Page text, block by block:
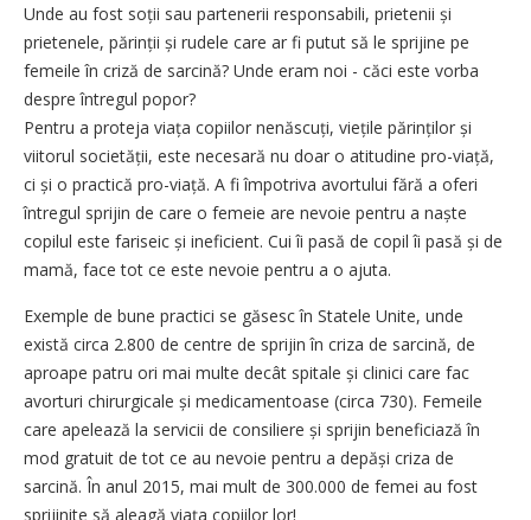
Unde au fost soții sau partenerii responsabili, prietenii și
prietenele, părinții și rudele care ar fi putut să le sprijine pe
femeile în criză de sarcină? Unde eram noi - căci este vorba
despre întregul popor?
Pentru a proteja viața copiilor nenăscuți, viețile părinților și
viitorul societății, este necesară nu doar o atitudine pro-viață,
ci și o practică pro-viață. A fi împotriva avortului fără a oferi
întregul sprijin de care o femeie are nevoie pentru a naște
copilul este fariseic și ineficient. Cui îi pasă de copil îi pasă și de
mamă, face tot ce este nevoie pentru a o ajuta.
Exemple de bune practici se găsesc în Statele Unite, unde
există circa 2.800 de centre de sprijin în criza de sarcină, de
aproape patru ori mai multe decât spitale și clinici care fac
avorturi chirurgicale și medicamentoase (circa 730). Femeile
care apelează la servicii de consiliere și sprijin beneficiază în
mod gratuit de tot ce au nevoie pentru a depăși criza de
sarcină. În anul 2015, mai mult de 300.000 de femei au fost
sprijinite să aleagă viața copiilor lor!